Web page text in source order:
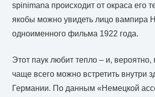
spinimana происходит от окраса его
якобы можно увидеть лицо вампира
одноименного фильма 1922 года.
Этот паук любит тепло – и, вероятно,
чаще всего можно встретить внутри
Германии. По данным «Немецкой